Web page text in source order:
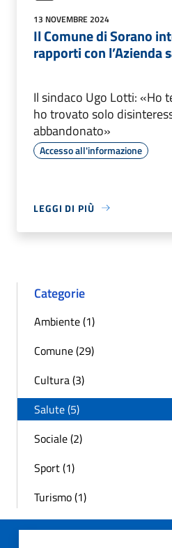
13 NOVEMBRE 2024
Il Comune di Sorano
rapporti con l’Azienda
Il sindaco Ugo Lotti: «Ho
ho trovato solo
abbandonato»
Accesso all'informazione
LEGGI DI PIÙ
Categorie
Ambiente (1)
Comune (29)
Cultura (3)
Salute (5)
Sociale (2)
Sport (1)
Turismo (1)